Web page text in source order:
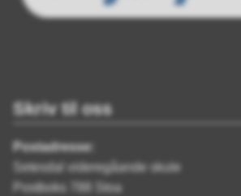
Skriv til oss
Postadresse:
Setesdal videregåande skule
Postboks 788 Stoa